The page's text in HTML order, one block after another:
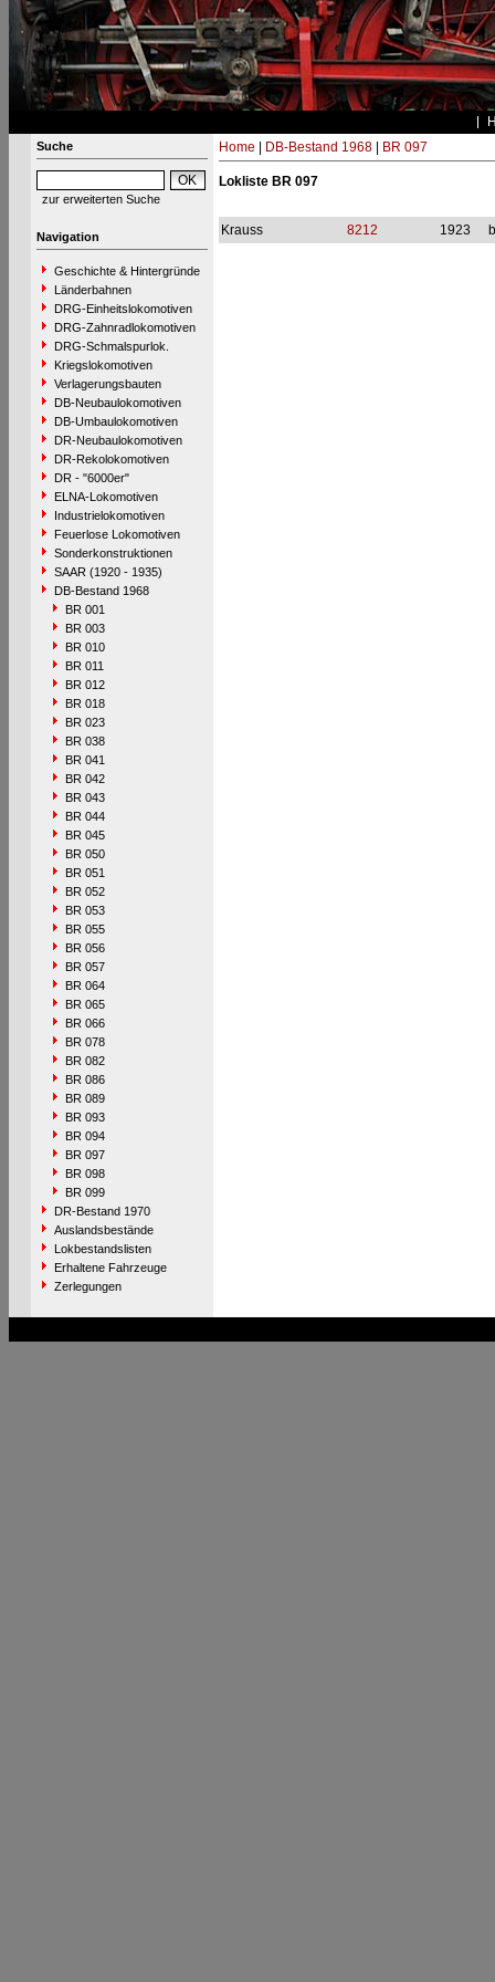
Suche
zur erweiterten Suche
Navigation
Geschichte & Hintergründe
Länderbahnen
DRG-Einheitslokomotiven
DRG-Zahnradlokomotiven
DRG-Schmalspurlok.
Kriegslokomotiven
Verlagerungsbauten
DB-Neubaulokomotiven
DB-Umbaulokomotiven
DR-Neubaulokomotiven
DR-Rekolokomotiven
DR - "6000er"
ELNA-Lokomotiven
Industrielokomotiven
Feuerlose Lokomotiven
Sonderkonstruktionen
SAAR (1920 - 1935)
DB-Bestand 1968
BR 001
BR 003
BR 010
BR 011
BR 012
BR 018
BR 023
BR 038
BR 041
BR 042
BR 043
BR 044
BR 045
BR 050
BR 051
BR 052
BR 053
BR 055
BR 056
BR 057
BR 064
BR 065
BR 066
BR 078
BR 082
BR 086
BR 089
BR 093
BR 094
BR 097
BR 098
BR 099
DR-Bestand 1970
Auslandsbestände
Lokbestandslisten
Erhaltene Fahrzeuge
Zerlegungen
Home DB-Bestand 1968| BR 097
Lokliste BR 097
Krauss 8212 1923